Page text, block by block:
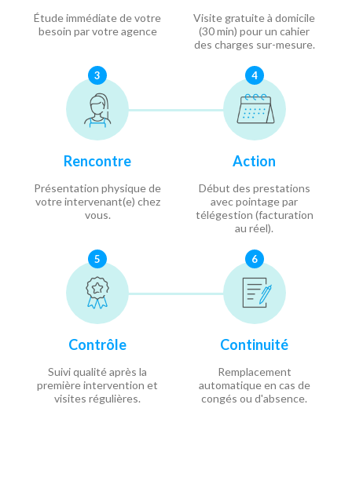
Étude immédiate de votre
besoin par votre agence
Visite gratuite à domicile
(30 min) pour un cahier
des charges sur-mesure.
3
Rencontre
Présentation physique de
votre intervenant(e) chez
vous.
4
Action
Début des prestations
avec pointage par
télégestion (facturation
au réel).
5
Contrôle
Suivi qualité après la
première intervention et
visites régulières.
6
Continuité
Remplacement
automatique en cas de
congés ou d'absence.